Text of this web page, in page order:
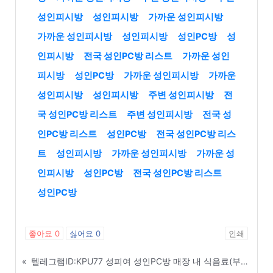
성인피시방
성인피시방
가까운 성인피시방
가까운 성인피시방
성인피시방 성인PC방
성
인피시방
전국 성인PC방 리스트
가까운 성인
피시방
성인PC방 가까운 성인피시방
가까운
성인피시방
성인피시방 주변 성인피시방
전
국 성인PC방 리스트
주변 성인피시방
전국 성
인PC방 리스트
성인PC방
전국 성인PC방 리스
트
성인피시방 가까운 성인피시방
가까운 성
인피시방
성인PC방
전국 성인PC방 리스트
성인PC방
좋아요 0 싫어요 0 인쇄
«
텔레그램ID:KPU77 성피여 성인PC방 매장 내 식음료(부가수익) 마진율 높이기 - 세종